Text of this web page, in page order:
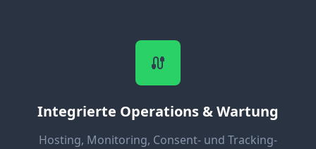
Integrierte Operations & Wartung
Hosting, Monitoring, Consent- und Tracking-